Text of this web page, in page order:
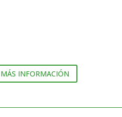
MÁS INFORMACIÓN